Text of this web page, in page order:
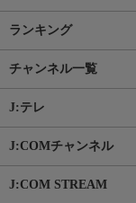
ランキング
チャンネル一覧
J:テレ
J:COMチャンネル
J:COM STREAM